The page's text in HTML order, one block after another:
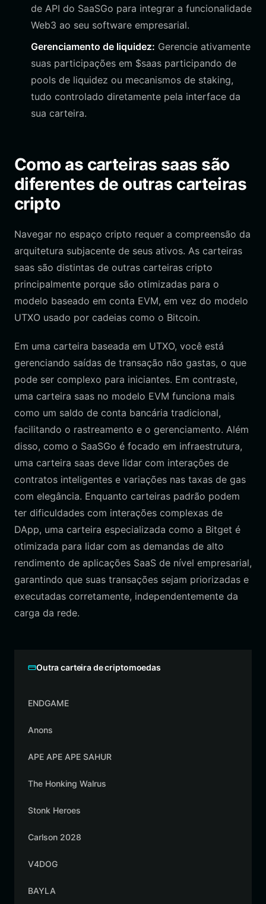
de API do SaaSGo para integrar a funcionalidade
Web3 ao seu software empresarial.
Gerenciamento de liquidez: Gerencie ativamente
suas participações em $saas participando de
pools de liquidez ou mecanismos de staking,
tudo controlado diretamente pela interface da
sua carteira.
Como as carteiras saas são
diferentes de outras carteiras
cripto
Navegar no espaço cripto requer a compreensão da
arquitetura subjacente de seus ativos. As carteiras
saas são distintas de outras carteiras cripto
principalmente porque são otimizadas para o
modelo baseado em conta EVM, em vez do modelo
UTXO usado por cadeias como o Bitcoin.
Em uma carteira baseada em UTXO, você está
gerenciando saídas de transação não gastas, o que
pode ser complexo para iniciantes. Em contraste,
uma carteira saas no modelo EVM funciona mais
como um saldo de conta bancária tradicional,
facilitando o rastreamento e o gerenciamento. Além
disso, como o SaaSGo é focado em infraestrutura,
uma carteira saas deve lidar com interações de
contratos inteligentes e variações nas taxas de gas
com elegância. Enquanto carteiras padrão podem
ter dificuldades com interações complexas de
DApp, uma carteira especializada como a Bitget é
otimizada para lidar com as demandas de alto
rendimento de aplicações SaaS de nível empresarial,
garantindo que suas transações sejam priorizadas e
executadas corretamente, independentemente da
carga da rede.
Outra carteira de criptomoedas
ENDGAME
Anons
APE APE APE SAHUR
The Honking Walrus
Stonk Heroes
Carlson 2028
V4DOG
BAYLA